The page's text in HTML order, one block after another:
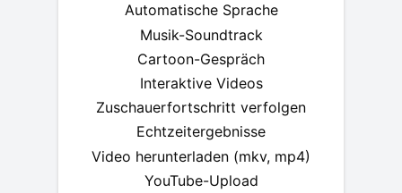
Automatische Sprache
Musik-Soundtrack
Cartoon-Gespräch
Interaktive Videos
Zuschauerfortschritt verfolgen
Echtzeitergebnisse
Video herunterladen (mkv, mp4)
YouTube-Upload